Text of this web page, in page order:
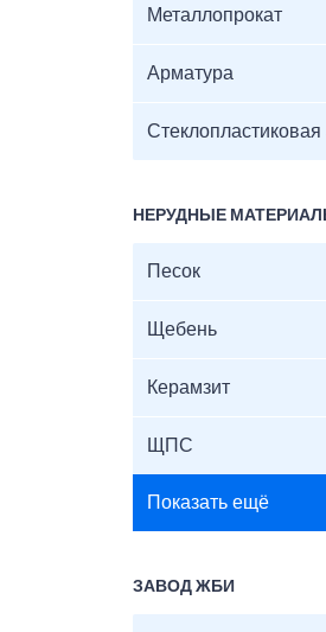
Металлопрокат
Арматура
НЕРУДНЫЕ
Песок
Щебень
Керамзит
ЩПС
Показать ещё
ЗАВОД ЖБИ